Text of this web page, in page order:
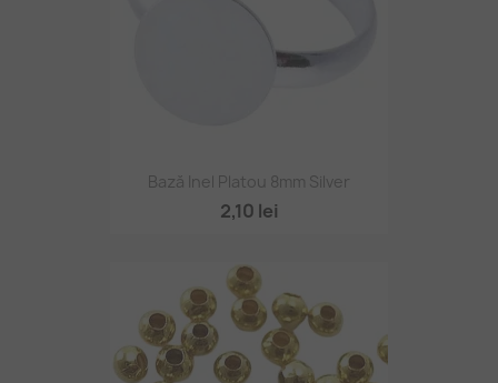
Bază Inel Platou 8mm Silver
2,10 lei